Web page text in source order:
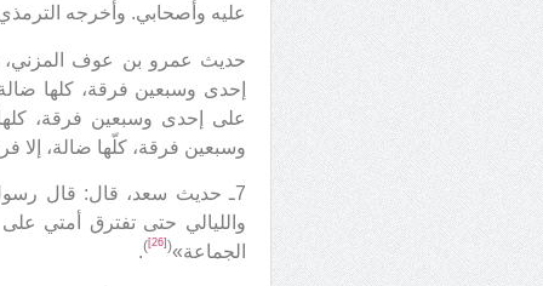
عليه وأصحابي. وأخرجه الترمذي
حديث عمرو بن عوف المزني،
إحدى وسبعين فرقة، كلها
على إحدى وسبعين فرقة، كلها
وسبعين فرقة، كلّها ضالة، إلا
7ـ حديث سعد، قال: قال
والليالي حتى تفترق أمتي
الجماعة»(
[26]
)
.